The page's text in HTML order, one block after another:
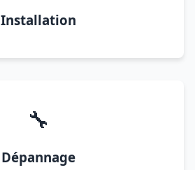
Installation
🔧
Dépannage